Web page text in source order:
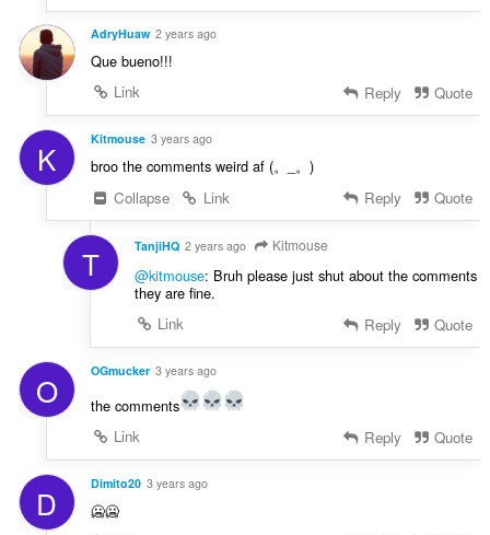
AdryHuaw 2 years ago
Que bueno!!!
Link
Reply Quote
K Kitmouse 3 years ago
broo the comments weird af (。_。)
Collapse
Link Reply Quote
T TanjiHQ 2 years ago Kitmouse
@kitmouse: Bruh please just shut about the comments
they are fine.
Link
Reply Quote
O OGmucker 3 years ago
the comments
Link
Reply Quote
D Dimito20 3 years ago
🥶🥶